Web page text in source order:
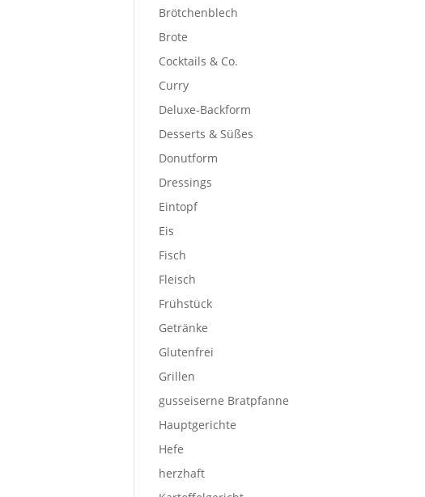
Brötchenblech
Brote
Cocktails & Co.
Curry
Deluxe-Backform
Desserts & Süßes
Donutform
Dressings
Eintopf
Eis
Fisch
Fleisch
Frühstück
Getränke
Glutenfrei
Grillen
gusseiserne Bratpfanne
Hauptgerichte
Hefe
herzhaft